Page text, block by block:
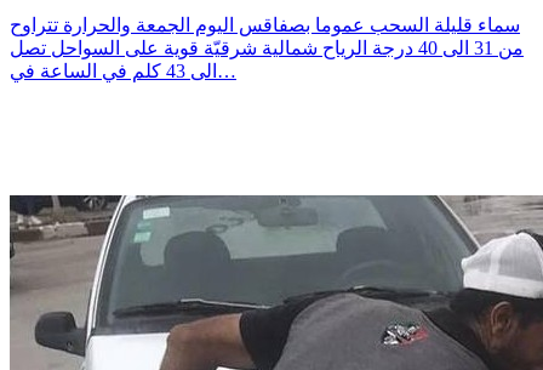
سماء قليلة السحب عموما بصفاقس اليوم الجمعة والحرارة تتراوح
من 31 الى 40 درجة الرياح شمالية شرقيّة قوية على السواحل تصل
الى 43 كلم في الساعة في…